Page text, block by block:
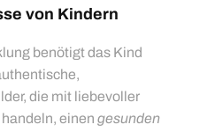
von Kindern
benötigt das Kind
die mit liebevoller
einen gesunden